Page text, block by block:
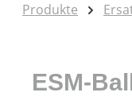
Produkte
ESM-